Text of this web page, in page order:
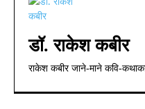
डॉ. राकेश कबीर
राकेश कबीर जाने-माने कवि-